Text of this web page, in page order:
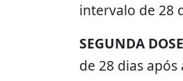
intervalo de 28
SEGUNDA
de 28 dias